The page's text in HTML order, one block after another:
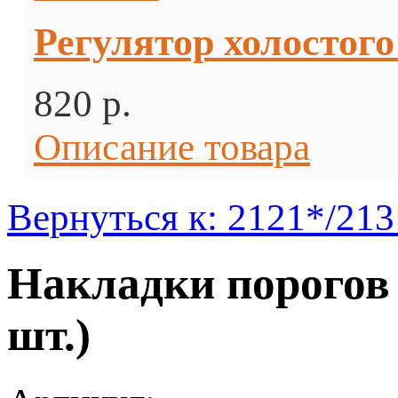
Регулятор
820 p.
Описание товара
Вернуться к: 2121*/
Накладки
шт.)